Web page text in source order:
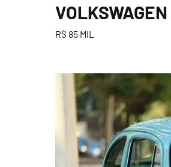
R$ 85 MIL